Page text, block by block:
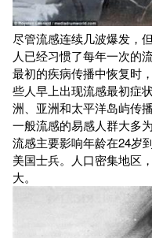
尽管流感连续几波爆发，
人已经习惯了每年一次的
最初的疾病传播中恢复时
些人早上出现流感最初症
洲、亚洲和太平洋岛屿传播
一般流感的易感人群大多
流感主要影响年龄在24
美国士兵。人口密集地区
大。